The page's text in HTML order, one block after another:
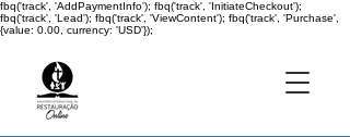
fbq('track', 'AddPaymentInfo'); fbq('track', 'InitiateCheckout');
fbq('track', 'Lead'); fbq('track', 'ViewContent'); fbq('track', 'Purchase',
{value: 0.00, currency: 'USD'});